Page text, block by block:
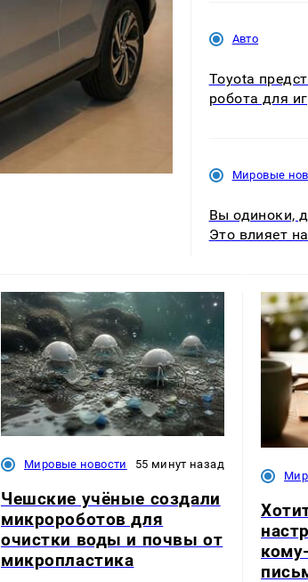
Авто
Toyota
робота для
Мировые
Вы одиноки,
Это влияет
Мировые новости 55 минут назад
Чешские учёные создали
микророботов для
очистки воды и почвы от
микропластика